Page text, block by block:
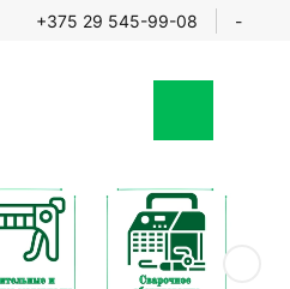
+375 29 545-99-08 -